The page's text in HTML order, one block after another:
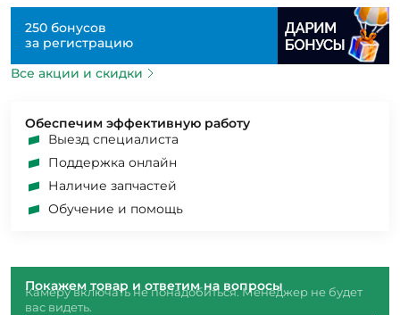
250 бонусов
за регистрацию
Все акции и скидки
Обеспечим эффективную работу
Выезд специалиста
Поддержка онлайн
Наличие запчастей
Обучение и помощь
Покажем товар и ответим на вопросы
Камеру включать не понадобиться. Менеджер не будет
вас видеть.